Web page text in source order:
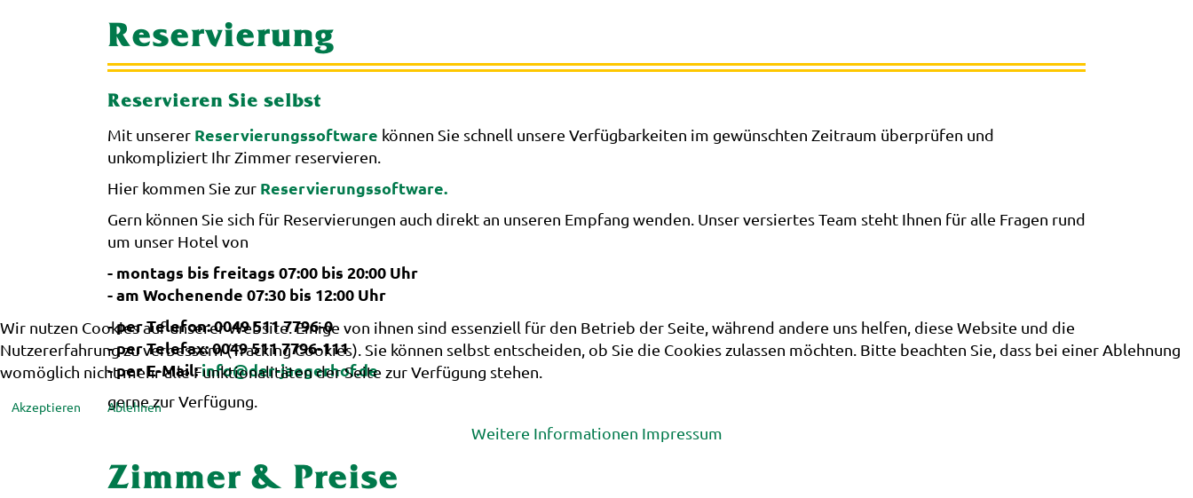
Reservierung
Reservieren Sie selbst
Mit unserer Reservierungssoftware können Sie schnell unsere Verfügbarkeiten im gewünschten Zeitraum überprüfen und
unkompliziert Ihr Zimmer reservieren.
Hier kommen Sie zur Reservierungssoftware.
Gern können Sie sich für Reservierungen auch direkt an unseren Empfang wenden. Unser versiertes Team steht Ihnen für alle Fragen rund
um unser Hotel von
- montags bis freitags 07:00 bis 20:00 Uhr
- am Wochenende 07:30 bis 12:00 Uhr
- per Telefon: 0049 511 7796-0
- per Telefax: 0049 511 7796-111
- per E-Mail:info@der-jaegerhof.de
gerne zur Verfügung.
Zimmer & Preise
Wir nutzen Cookies auf unserer Website. Einige von ihnen sind essenziell für den Betrieb der Seite, während andere uns helfen, diese Website und die
Nutzererfahrung zu verbessern (Tracking Cookies). Sie können selbst entscheiden, ob Sie die Cookies zulassen möchten. Bitte beachten Sie, dass bei einer Ablehnung
womöglich nicht mehr alle Funktionalitäten der Seite zur Verfügung stehen.
Akzeptieren Ablehnen
Weitere Informationen Impressum